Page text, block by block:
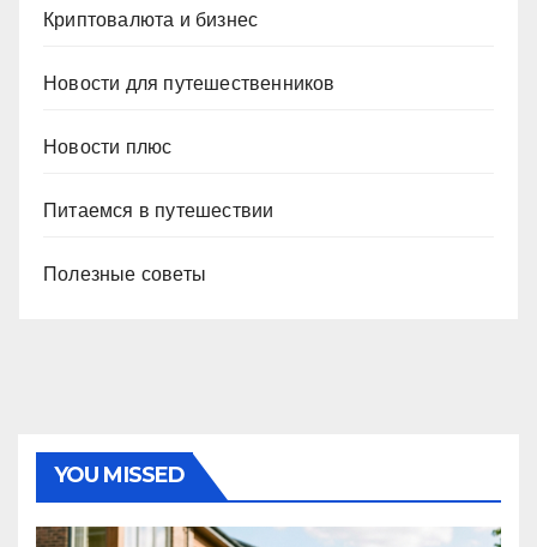
Криптовалюта и бизнес
Новости для путешественников
Новости плюс
Питаемся в путешествии
Полезные советы
YOU MISSED